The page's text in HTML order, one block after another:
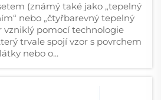
(známý také jako „tepelný
nebo „čtyřbarevný tepelný
vzniklý pomocí technologie
trvale spojí vzor s povrchem
látky nebo o...